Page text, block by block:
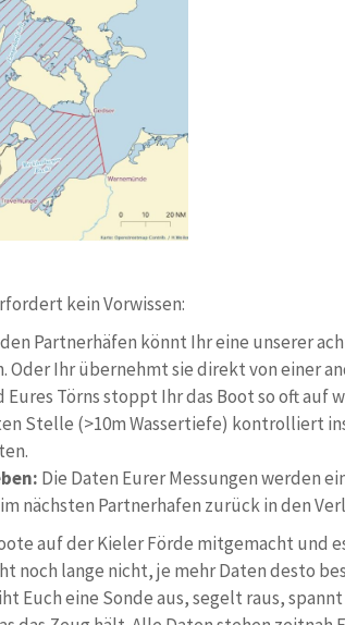
kein Vorwissen:
Partnerhäfen könnt Ihr eine unserer
Oder Ihr übernehmt sie direkt von einer
Eures Törns stoppt Ihr das Boot so oft auf
Stelle (>10m Wassertiefe) kontrolliert
Die Daten Eurer Messungen werden
nächsten Partnerhafen zurück in den
auf der Kieler Förde mitgemacht und
noch lange nicht, je mehr Daten desto
Euch eine Sonde aus, segelt raus,